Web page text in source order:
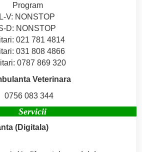
Program
L-V: NONSTOP
D: NONSTOP
021 781 4814
031 808 4866
0787 869 320
Veterinara
0756 083 344
Servicii
(Digitala)